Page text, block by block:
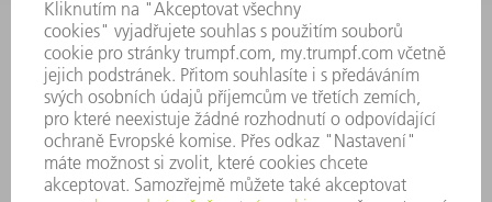
VÝROČNÍ ZPRÁVA
ZÁSADY SPOLEČNOSTI
SHODA
SYSTÉM UPOZORŇOVAČŮ
SECURITY
TISKOVÉ ZPRÁVY
MAGAZÍN
UDRŽITELNOST
ŽIVOTNÍ PROSTŘEDÍ & KLIMA